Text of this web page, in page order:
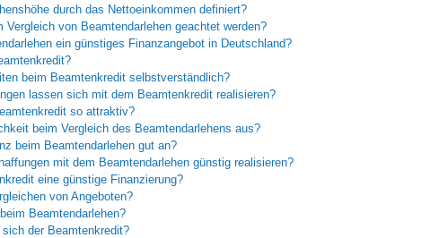
durch das Nettoeinkommen definiert?
Vergleich von Beamtendarlehen geachtet werden?
ein günstiges Finanzangebot in Deutschland?
beim Beamtenkredit selbstverständlich?
lassen sich mit dem Beamtenkredit realisieren?
so attraktiv?
beim Vergleich des Beamtendarlehens aus?
beim Beamtendarlehen gut an?
mit dem Beamtendarlehen günstig realisieren?
eine günstige Finanzierung?
von Angeboten?
Beamtendarlehen?
der Beamtenkredit?